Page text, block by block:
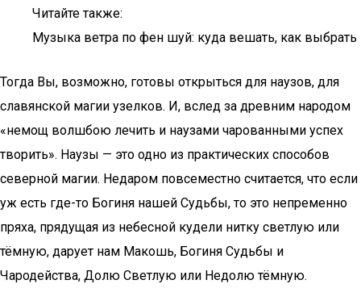
Читайте также:
Музыка ветра по фен шуй: куда вешать, как выбрать
Тогда Вы, возможно, готовы открыться для наузов, для
славянской магии узелков. И, вслед за древним народом
«немощ волшбою лечить и наузами чарованными успех
творить». Наузы — это одно из практических способов
северной магии. Недаром повсеместно считается, что если
уж есть где-то Богиня нашей Судьбы, то это непременно
пряха, прядущая из небесной кудели нитку светлую или
тёмную, дарует нам Макошь, Богиня Судьбы и
Чародейства, Долю Светлую или Недолю тёмную.